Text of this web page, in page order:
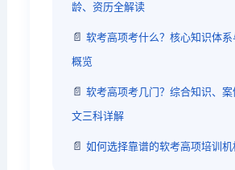
龄、资历全解读
📄 软考高项考什么？核心知识体系
概览
📄 软考高项考几门？综合知识、
文三科详解
📄 如何选择靠谱的软考高项培训机